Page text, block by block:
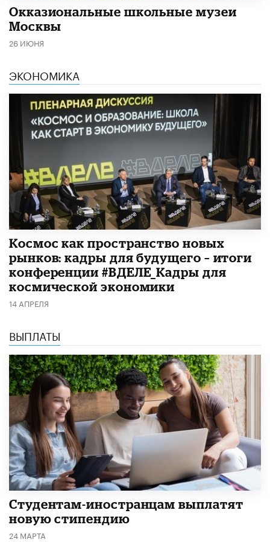
​Окказиональные школьные музеи
Москвы
26 ИЮНЯ
ЭКОНОМИКА
Космос как пространство новых
рынков: кадры для будущего – итоги
конференции #ВДЕЛЕ_Кадры для
космической экономики
14 АПРЕЛЯ
ВЫПЛАТЫ
Студентам-иностранцам выплатят
новую стипендию
24 МАРТА